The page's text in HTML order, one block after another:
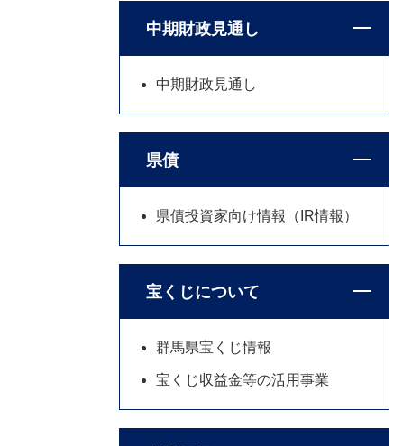
中期財政見通し
中期財政見通し
県債
県債投資家向け情報（IR情報）
宝くじについて
群馬県宝くじ情報
宝くじ収益金等の活用事業